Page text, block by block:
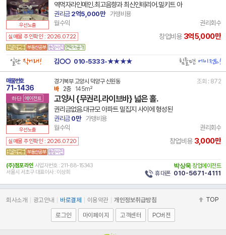
우선노출
역먹자라인메인.최고음향과 최신인테리어.밀키트 아
권리금2억5,000만
가맹비용
월수익
권리회수
실매물 주인확인 : 2026.07.22 창업비용 3억5,000만
일단직거래! 김○○ 010-5333-★★★★ 힘들면에이전트!
매물번호
71-1436
하단 에이전트
우선노출
경기북부 고양시 덕양구 신원동
조회 : 872
바
2층 145m²
고양시 {무권리.라이브바} 넓은 홀.
권리금없음.대규모 아파트 밀집지 사이에 형성된
권리금0만
가맹비용
월수익
권리회수
실매물 주인확인 : 2026.07.20 창업비용 3,000만
(주)점포라인 사업자번호 : 211-88-15343
서울시 서초구 대표이사 : 이상희
박상욱 창업에이전트
휴대폰 010-5671-4111
회사소개 광고안내 바로결제 이용약관 개인정보취급방침 TOP
로그인 마이페이지 고객센터 PC버전